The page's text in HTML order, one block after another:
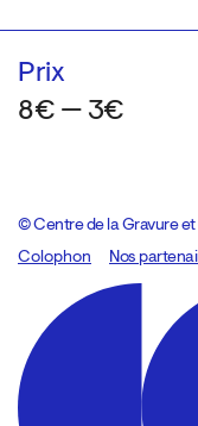
Prix
8€ — 3€
© Centre de la Gravure et
Colophon
Design:Marcel Kaczmarek
Nos